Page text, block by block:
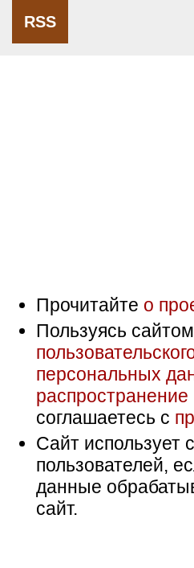
RSS
Прочитайте о
Пользуясь
персональных
соглашаетесь с
Сайт использует
пользователей,
данные
сайт.